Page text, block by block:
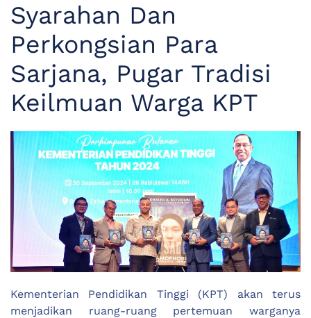
Syarahan Dan
Perkongsian Para
Sarjana, Pugar Tradisi
Keilmuan Warga KPT
Kementerian Pendidikan Tinggi (KPT) akan terus
menjadikan ruang-ruang pertemuan warganya